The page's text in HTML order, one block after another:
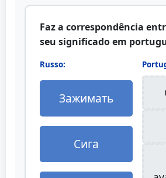
Faz a correspondência
seu significado em
Russo:
Зажимать
Сига